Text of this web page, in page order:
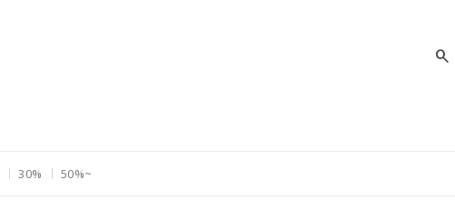

30% 50%~